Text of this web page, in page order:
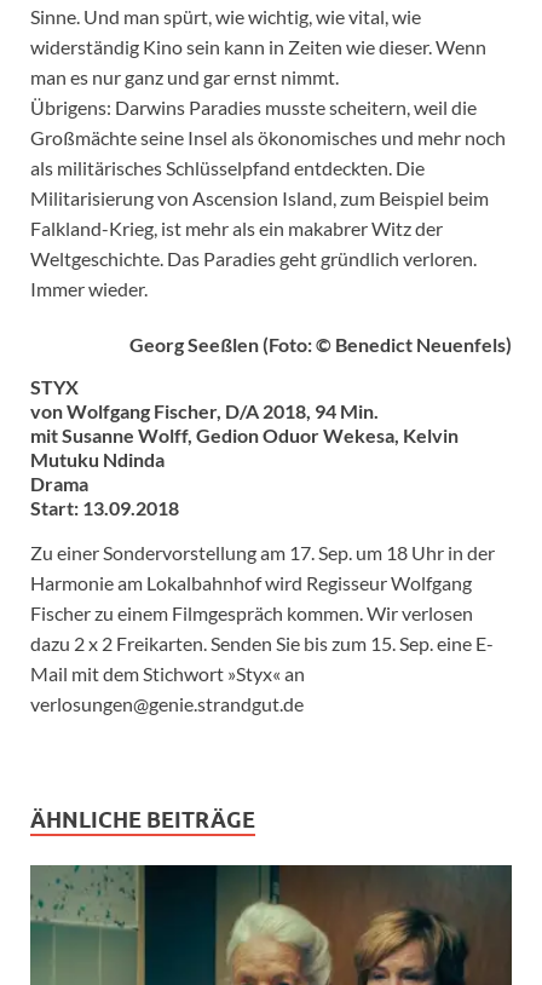
Sinne. Und man spürt, wie wichtig, wie vital, wie
widerständig Kino sein kann in Zeiten wie dieser. Wenn
man es nur ganz und gar ernst nimmt.
Übrigens: Darwins Paradies musste scheitern, weil die
Großmächte seine Insel als ökonomisches und mehr noch
als militärisches Schlüsselpfand entdeckten. Die
Militarisierung von Ascension Island, zum Beispiel beim
Falkland-Krieg, ist mehr als ein makabrer Witz der
Weltgeschichte. Das Paradies geht gründlich verloren.
Immer wieder.
Georg Seeßlen (Foto: © Benedict Neuenfels)
STYX
von Wolfgang Fischer, D/A 2018, 94 Min.
mit Susanne Wolff, Gedion Oduor Wekesa, Kelvin
Mutuku Ndinda
Drama
Start: 13.09.2018
Zu einer Sondervorstellung am 17. Sep. um 18 Uhr in der
Harmonie am Lokalbahnhof wird Regisseur Wolfgang
Fischer zu einem Filmgespräch kommen. Wir verlosen
dazu 2 x 2 Freikarten. Senden Sie bis zum 15. Sep. eine E-
Mail mit dem Stichwort »Styx« an
verlosungen@genie.strandgut.de
ÄHNLICHE BEITRÄGE